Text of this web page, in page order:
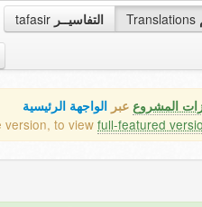
tafasir التفاسيــر Translations
المشروع عبر الواجهة الرئيسية
version, to view full-featured